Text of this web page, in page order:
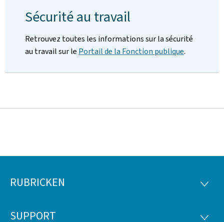
Sécurité au travail
Retrouvez toutes les informations sur la sécurité
au travail sur le Portail de la Fonction publique.
Fousszeil
RUBRICKEN
SUPPORT